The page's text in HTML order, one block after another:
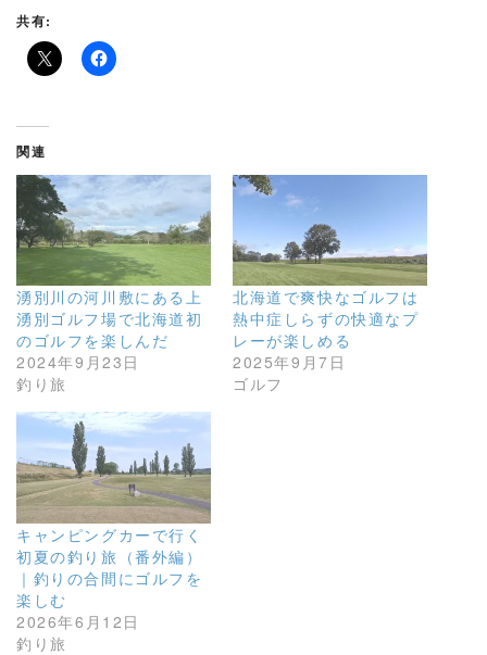
共有:
関連
湧別川の河川敷にある上
湧別ゴルフ場で北海道初
のゴルフを楽しんだ
2024年9月23日
釣り旅
北海道で爽快なゴルフは
熱中症しらずの快適なプ
レーが楽しめる
2025年9月7日
ゴルフ
キャンピングカーで行く
初夏の釣り旅（番外編）
｜釣りの合間にゴルフを
楽しむ
2026年6月12日
釣り旅